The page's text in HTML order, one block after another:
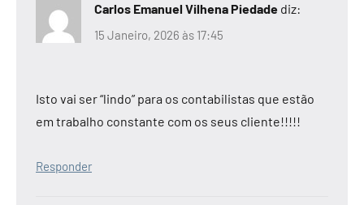
Carlos Emanuel Vilhena Piedade diz:
15 Janeiro, 2026 às 17:45
Isto vai ser “lindo” para os contabilistas que estão
em trabalho constante com os seus cliente!!!!!
Responder